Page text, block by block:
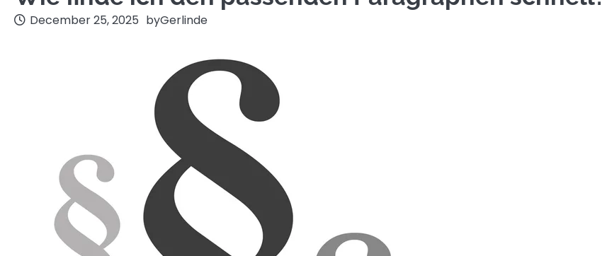
December 25, 2025 byGerlinde